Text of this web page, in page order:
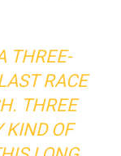
THREE-
RACE
THREE
KIND OF